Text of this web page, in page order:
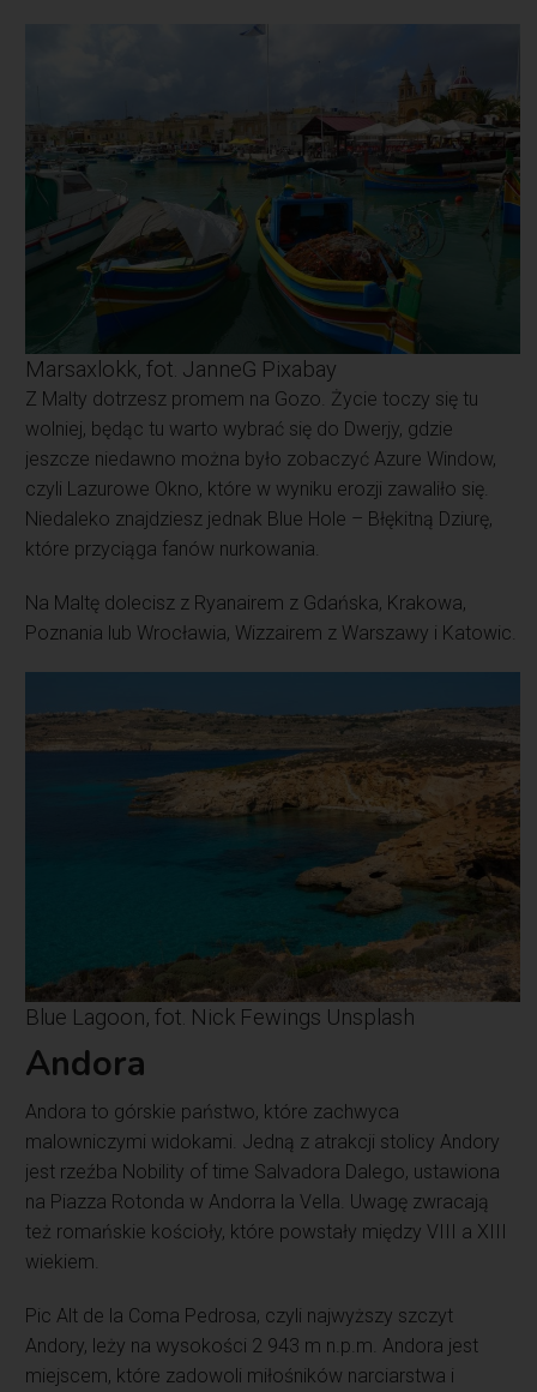
Marsaxlokk, fot. JanneG Pixabay
Z Malty dotrzesz promem na Gozo. Życie toczy się tu
wolniej, będąc tu warto wybrać się do Dwerjy, gdzie
jeszcze niedawno można było zobaczyć Azure Window,
czyli Lazurowe Okno, które w wyniku erozji zawaliło się.
Niedaleko znajdziesz jednak Blue Hole – Błękitną Dziurę,
które przyciąga fanów nurkowania.
Na Maltę dolecisz z Ryanairem z Gdańska, Krakowa,
Poznania lub Wrocławia, Wizzairem z Warszawy i Katowic.
Blue Lagoon, fot. Nick Fewings Unsplash
Andora
Andora to górskie państwo, które zachwyca
malowniczymi widokami. Jedną z atrakcji stolicy Andory
jest rzeźba Nobility of time Salvadora Dalego, ustawiona
na Piazza Rotonda w Andorra la Vella. Uwagę zwracają
też romańskie kościoły, które powstały między VIII a XIII
wiekiem.
Pic Alt de la Coma Pedrosa, czyli najwyższy szczyt
Andory, leży na wysokości 2 943 m n.p.m. Andora jest
miejscem, które zadowoli miłośników narciarstwa i